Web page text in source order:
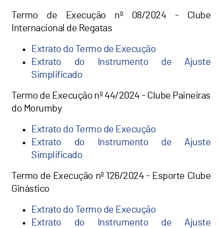
Termo de Execução nº 08/2024 - Clube
Internacional de Regatas
Extrato do Termo de Execução
Extrato do Instrumento de Ajuste
Simplificado
Termo de Execução nº 44/2024 - Clube Paineiras
do Morumby
Extrato do Termo de Execução
Extrato do Instrumento de Ajuste
Simplificado
Termo de Execução nº 126/2024 - Esporte Clube
Ginástico
Extrato do Termo de Execução
Extrato do Instrumento de Ajuste